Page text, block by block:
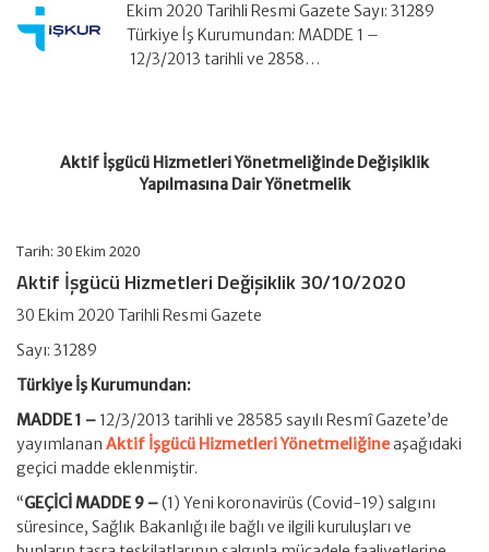
Ekim 2020 Tarihli Resmi Gazete Sayı: 31289
Türkiye İş Kurumundan: MADDE 1 –
12/3/2013 tarihli ve 2858…
Aktif İşgücü Hizmetleri Yönetmeliğinde Değişiklik
Yapılmasına Dair Yönetmelik
Tarih: 30 Ekim 2020
Aktif İşgücü Hizmetleri Değişiklik 30/10/2020
30 Ekim 2020 Tarihli Resmi Gazete
Sayı: 31289
Türkiye İş Kurumundan:
MADDE 1 – 12/3/2013 tarihli ve 28585 sayılı Resmî Gazete’de
yayımlanan Aktif İşgücü Hizmetleri Yönetmeliğineaşağıdaki
geçici madde eklenmiştir.
“GEÇİCİ MADDE 9 –(1) Yeni koronavirüs (Covid-19) salgını
süresince, Sağlık Bakanlığı ile bağlı ve ilgili kuruluşları ve